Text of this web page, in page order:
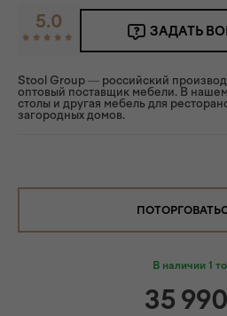
5.0 ЗАДАТЬ
Stool Group — российский
оптовый поставщик мебели. В нашем
столы и другая мебель для
загородных домов.
В наличии 1
35 990